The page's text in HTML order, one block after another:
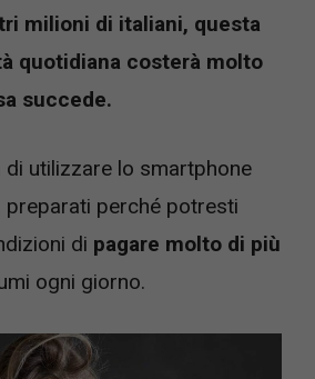
milioni di italiani, questa
quotidiana costerà molto
succede.
di utilizzare lo smartphone
preparati perché potresti
di pagare molto di più
ogni giorno.